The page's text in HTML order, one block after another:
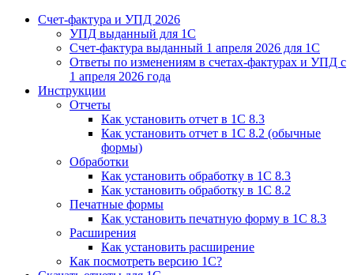
Счет-фактура и УПД 2026
УПД выданный для 1C
Счет-фактура выданный 1 апреля 2026 для 1C
Ответы по изменениям в счетах-фактурах и УПД с
1 апреля 2026 года
Инструкции
Отчеты
Как установить отчет в 1С 8.3
Как установить отчет в 1С 8.2 (обычные
формы)
Обработки
Как установить обработку в 1С 8.3
Как установить обработку в 1С 8.2
Печатные формы
Как установить печатную форму в 1С 8.3
Расширения
Как установить расширение
Как посмотреть версию 1С?